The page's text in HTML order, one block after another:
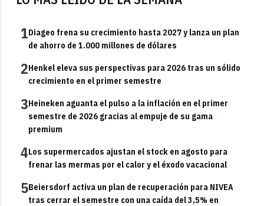
1Diageo frena su crecimiento hasta 2027 y lanza un plan
de ahorro de 1.000 millones de dólares
2Henkel eleva sus perspectivas para 2026 tras un sólido
crecimiento en el primer semestre
3Heineken aguanta el pulso a la inflación en el primer
semestre de 2026 gracias al empuje de su gama
premium
4Los supermercados ajustan el stock en agosto para
frenar las mermas por el calor y el éxodo vacacional
5Beiersdorf activa un plan de recuperación para NIVEA
tras cerrar el semestre con una caída del 3,5% en